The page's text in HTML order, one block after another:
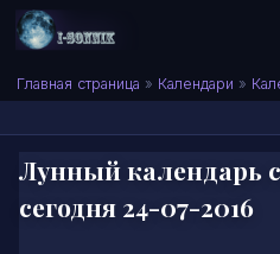
Skip to content
Сонник I-SONNIK.COM
Главная страница » Календари »
Лунный календарь
сегодня 24-07-2016